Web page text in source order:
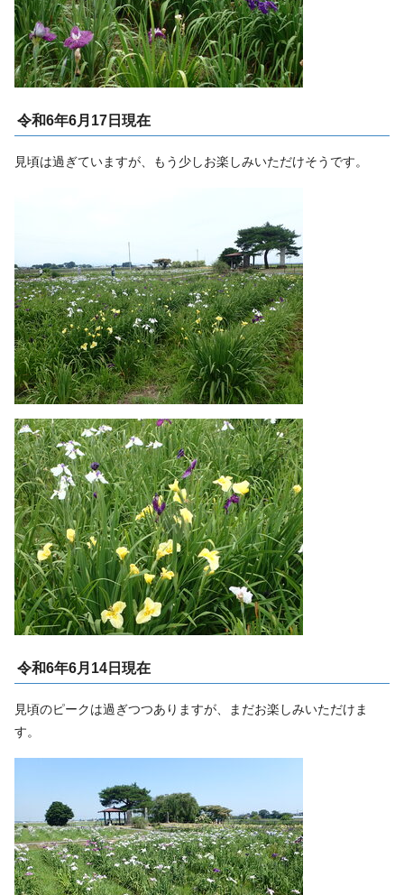
令和6年6月17日現在
見頃は過ぎていますが、もう少しお楽しみいただけそうです。
令和6年6月14日現在
見頃のピークは過ぎつつありますが、まだお楽しみいただけま
す。